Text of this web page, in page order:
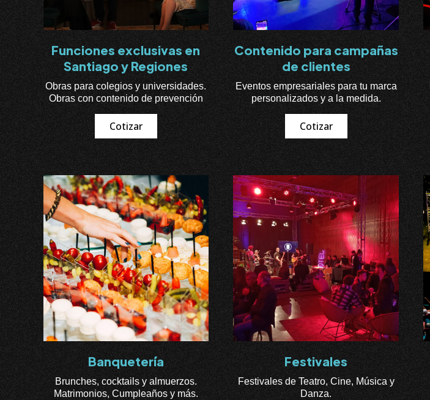
Funciones exclusivas en
Santiago y Regiones
Obras para colegios y universidades.
Obras con contenido de prevención
Cotizar
Contenido para campañas
de clientes
Eventos empresariales para tu marca
personalizados y a la medida.
Cotizar
Banquetería
Brunches, cocktails y almuerzos.
Matrimonios, Cumpleaños y más.
Festivales
Festivales de Teatro, Cine, Música y
Danza.